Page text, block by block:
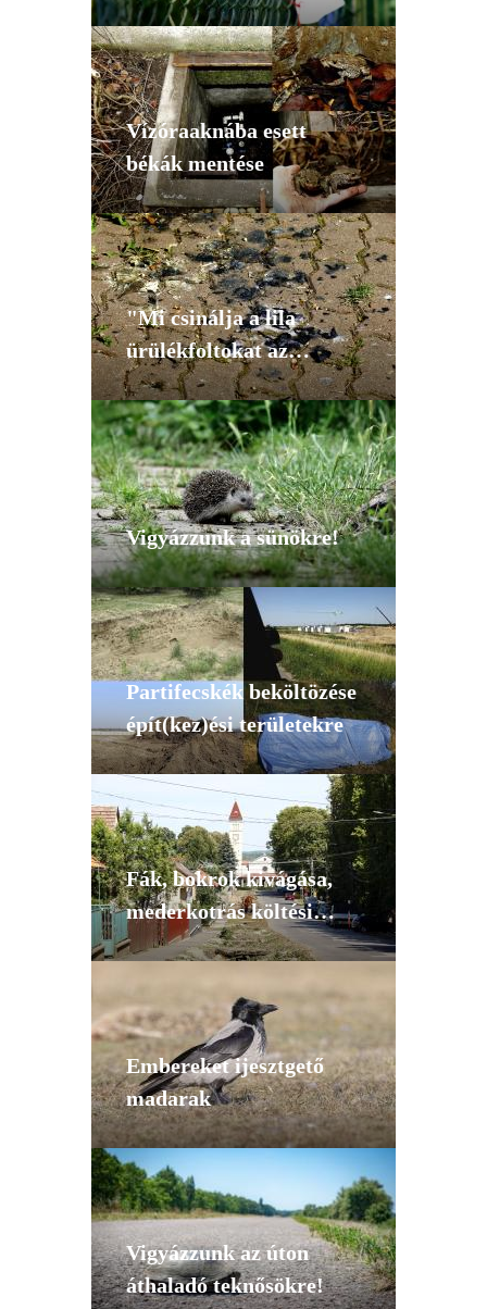
Vízóraaknába esett
békák mentése
"Mi csinálja a lila
ürülékfoltokat az
autómra, járdára?!"
Vigyázzunk a sünökre!
Partifecskék beköltözése
épít(kez)ési területekre
Fák, bokrok kivágása,
mederkotrás költési
időszakban
Embereket ijesztgető
madarak
Vigyázzunk az úton
áthaladó teknősökre!